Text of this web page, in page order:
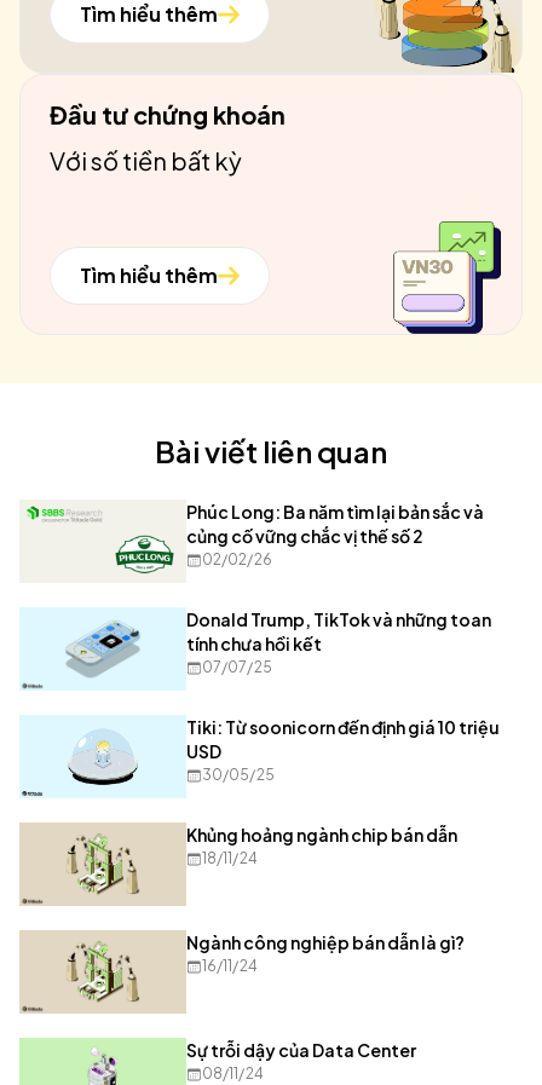
Tìm hiểu thêm
Đầu tư chứng khoán
Với số tiền bất kỳ
Tìm hiểu thêm
Bài viết liên quan
Phúc Long: Ba năm tìm lại bản sắc và
củng cố vững chắc vị thế số 2
02/02/26
Donald Trump, TikTok và những toan
tính chưa hồi kết
07/07/25
Tiki: Từ soonicorn đến định giá 10 triệu
USD
30/05/25
Khủng hoảng ngành chip bán dẫn
18/11/24
Ngành công nghiệp bán dẫn là gì?
16/11/24
Sự trỗi dậy của Data Center
08/11/24